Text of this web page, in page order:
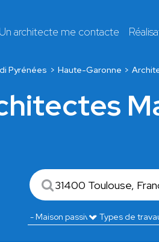
Un architecte me contacte
Pyrénées Haute-Garonne